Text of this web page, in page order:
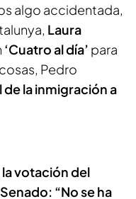
algo accidentada,
Laura
‘Cuatro al día’ para
Pedro
la inmigración a
votación del
“No se ha